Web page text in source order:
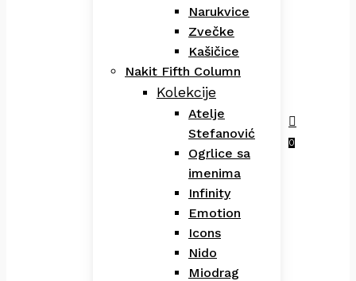
search
0
Menu
Narukvice
Zvečke
Kašičice
Nakit Fifth Column
Kolekcije
Atelje
Stefanović
Ogrlice sa
imenima
Infinity
Emotion
Icons
Nido
Miodrag